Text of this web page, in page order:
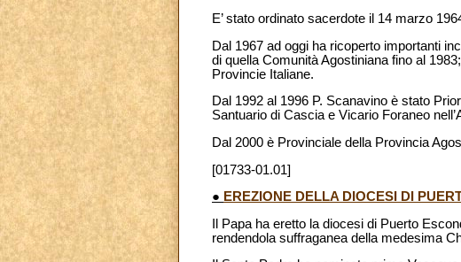
E’ stato ordinato sacerdote il 14 marzo
Dal 1967 ad oggi ha ricoperto importanti
di quella Comunità Agostiniana fino al
Provincie Italiane.
Dal 1992 al 1996 P. Scanavino è stato
Santuario di Cascia e Vicario Foraneo
Dal 2000 è Provinciale della Provincia
[01733-01.01]
● EREZIONE DELLA DIOCESI DI
Il Papa ha eretto la diocesi di Puerto
rendendola suffraganea della medesima